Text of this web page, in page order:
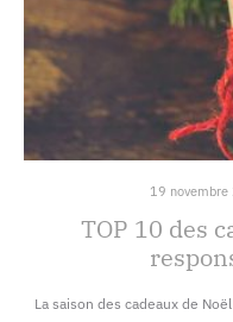
19
TOP 10 des
La saison des cadeaux de